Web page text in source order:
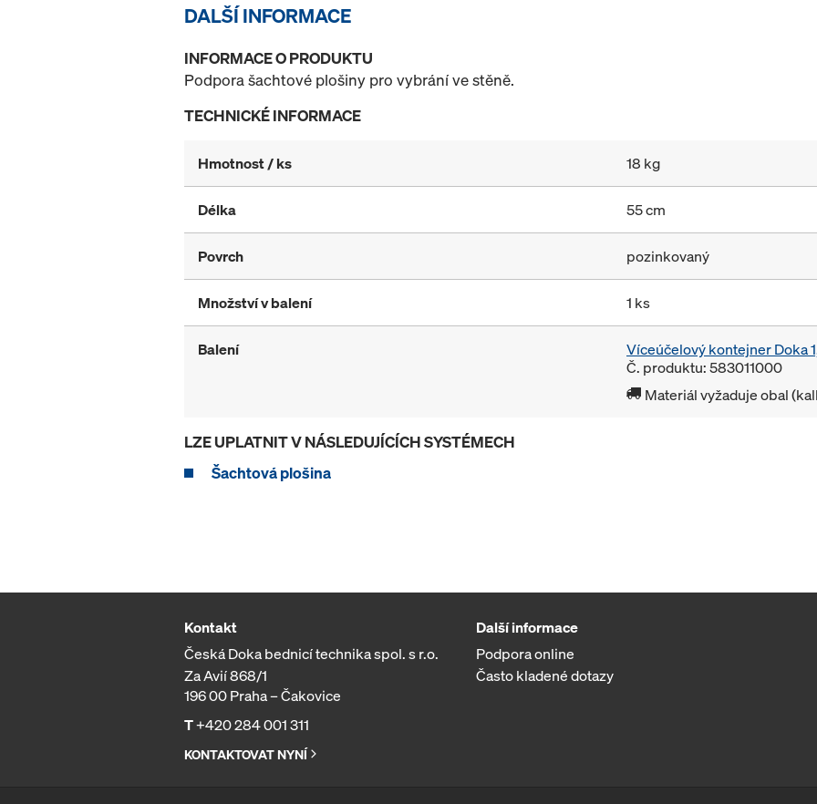
DALŠÍ INFORMACE
INFORMACE O PRODUKTU
Podpora šachtové plošiny pro vybrání ve stěně.
TECHNICKÉ INFORMACE
Hmotnost / ks 18 kg
Délka 55 cm
Povrch pozinkovaný
Množství v balení 1 ks
Balení
Víceúčelový kontejner Doka
Č. produktu: 583011000
Materiál vyžaduje obal
LZE UPLATNIT V NÁSLEDUJÍCÍCH SYSTÉMECH
Šachtová plošina
Kontakt
Česká Doka bednicí technika spol. s r.o.
Za Avií 868/1
196 00 Praha – Čakovice
T+420 284 001 311
KONTAKTOVAT NYNÍ
Další informace
Podpora online
Často kladené dotazy